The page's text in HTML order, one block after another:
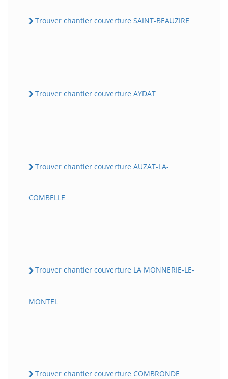
Trouver chantier couverture SAINT-BEAUZIRE
Trouver chantier couverture AYDAT
Trouver chantier couverture AUZAT-LA-
COMBELLE
Trouver chantier couverture LA MONNERIE-LE-
MONTEL
Trouver chantier couverture COMBRONDE